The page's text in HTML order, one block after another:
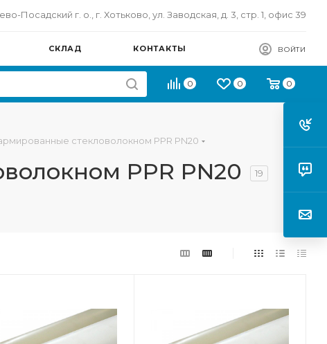
Посадский г. о., г. Хотьково, ул. Заводская, д. 3, стр. 1, офис 39
СКЛАД КОНТАКТЫ ВОЙТИ
0 0 0
стекловолокном PPR PN20
PPR PN20 19